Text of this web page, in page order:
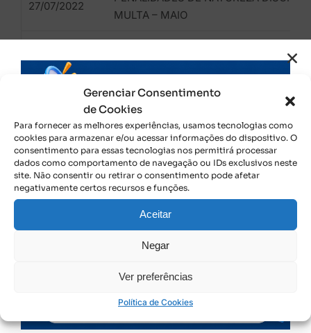
Gerenciar Consentimento
de Cookies
Para fornecer as melhores experiências, usamos tecnologias como
cookies para armazenar e/ou acessar informações do dispositivo. O
consentimento para essas tecnologias nos permitirá processar
dados como comportamento de navegação ou IDs exclusivos neste
site. Não consentir ou retirar o consentimento pode afetar
negativamente certos recursos e funções.
Aceitar
Negar
Ver preferências
Política de Cookies
27/07/2022
MULTA – MAIO
MULTA – ABRIL
PENALIDADES DE NATUREZA
MULTA – FEVEREIRO (2)
17/02/2022
PENALIDADES DE NATUREZA
MULTA – FEVEREIRO
03/02/2022
PENALIDADES DE NATUREZA
MULTA – JANEIRO
PENALIDADES DE NATUREZA
MULTA – NOVEMBRO